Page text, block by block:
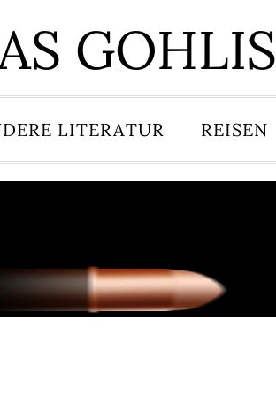
GOHLIS
LITERATUR REISEN